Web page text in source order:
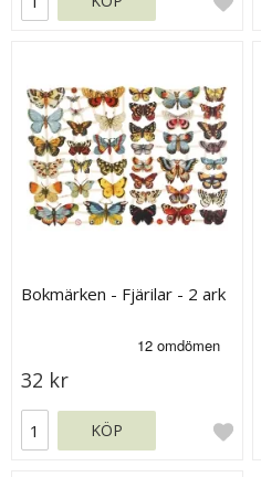
Bokmärken - Fjärilar - 2 ark
32 kr
KÖP